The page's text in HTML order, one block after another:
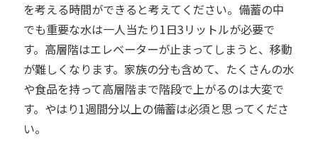
を考える時間ができると考えてください。備蓄の中
でも重要な水は一人当たり1日3リットルが必要で
す。高層階はエレベーターが止まってしまうと、移動
が難しくなります。家族の分も含めて、たくさんの水
や食品を持って高層階まで階段で上がるのは大変で
す。やはり1週間分以上の備蓄は必須と思ってくださ
い。